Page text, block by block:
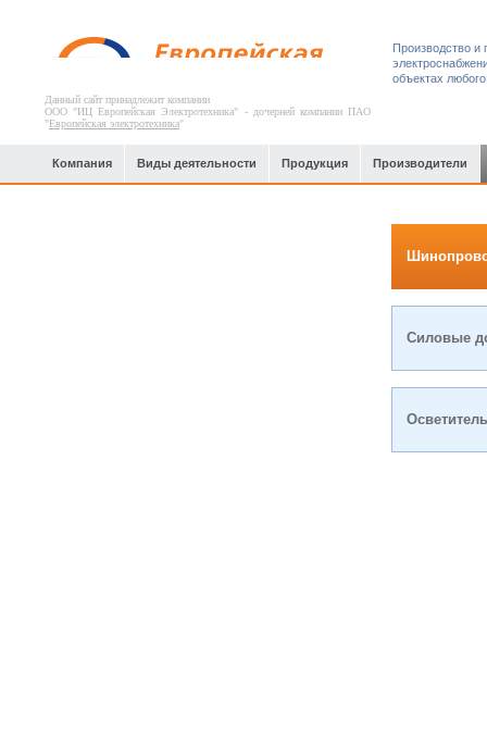
Данный сайт принадлежит компании
ООО "ИЦ Европейская Электротехника" - дочерней компании ПАО
"Европейская электротехника"
Производство и
объектах
Компания Виды деятельности Продукция Производители
Силовые